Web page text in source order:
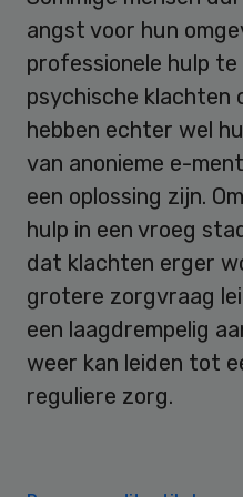
angst voor hun
professionele hulp
psychische klachten
hebben echter wel
van anonieme e-
een oplossing zijn.
hulp in een vroeg
dat klachten erger
grotere zorgvraag
een laagdrempelig
weer kan leiden tot
reguliere zorg.